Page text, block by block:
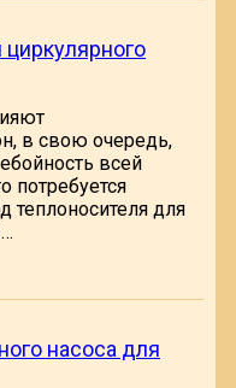
циркулярного
в свою очередь,
всей
потребуется
теплоносителя для
насоса для